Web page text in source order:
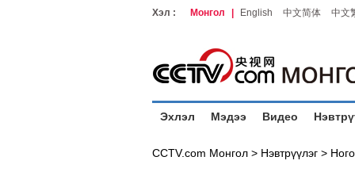
Хэл : Монгол English 中文简体 中文
Эхлэл Мэдээ Видео
CCTV.com Монгол > Нэвтрүүлэг >